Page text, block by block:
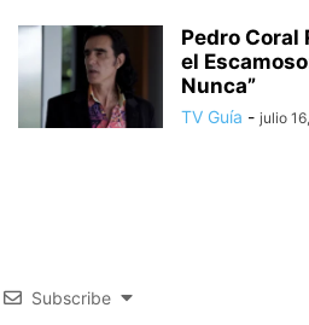
Pedro Coral
el
Nunca”
TV Guía - julio
Subscribe